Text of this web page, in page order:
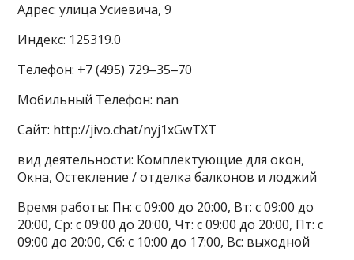
Адрес: улица Усиевича, 9
Индекс: 125319.0
Телефон: +7 (495) 729‒35‒70
Мобильный Телефон: nan
Сайт: http://jivo.chat/nyj1xGwTXT
вид деятельности: Комплектующие для окон,
Окна, Остекление / отделка балконов и лоджий
Время работы: Пн: с 09:00 до 20:00, Вт: с 09:00 до
20:00, Ср: с 09:00 до 20:00, Чт: с 09:00 до 20:00, Пт: с
09:00 до 20:00, Сб: с 10:00 до 17:00, Вс: выходной